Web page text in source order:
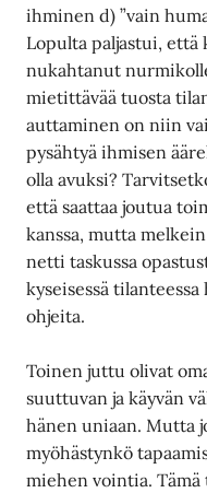
ihminen d) ”vain
Lopulta paljastui, että
nukahtanut
mietittävää tuosta
auttaminen on niin
pysähtyä ihmisen
olla avuksi?
että saattaa joutua
kanssa, mutta
netti taskussa
kyseisessä
ohjeita.
Toinen juttu olivat
suuttuvan ja käyvän
hänen uniaan. Mutta
myöhästynkö
miehen vointia.